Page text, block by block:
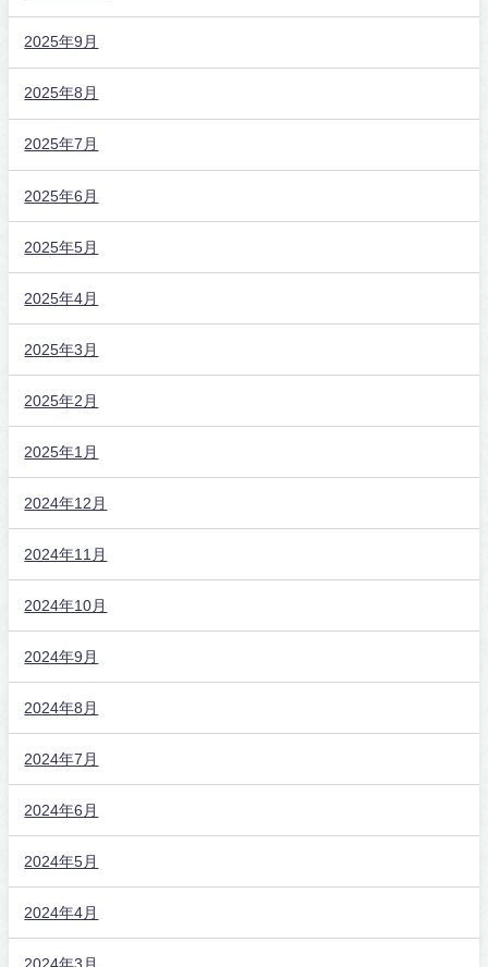
2025年9月
2025年8月
2025年7月
2025年6月
2025年5月
2025年4月
2025年3月
2025年2月
2025年1月
2024年12月
2024年11月
2024年10月
2024年9月
2024年8月
2024年7月
2024年6月
2024年5月
2024年4月
2024年3月